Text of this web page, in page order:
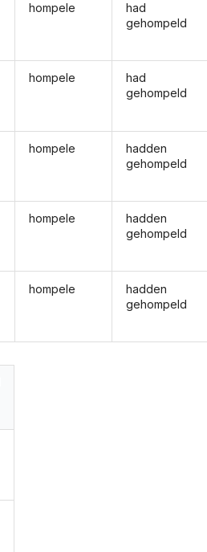
hompele
hompele
hompele
hompele
hompele
had
gehompeld
had
gehompeld
hadden
gehompeld
hadden
gehompeld
hadden
gehompeld